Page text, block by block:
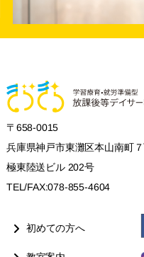
〒658-0015
兵庫県神戸市東灘区本山南町７
極東陸送ビル 202号
TEL/FAX:078-855-4604
初めての方へ